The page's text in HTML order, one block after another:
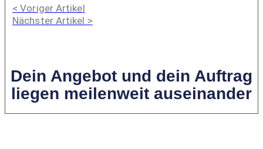
< Voriger Artikel
Nächster Artikel >
Dein Angebot und dein Auftrag
liegen meilenweit auseinander